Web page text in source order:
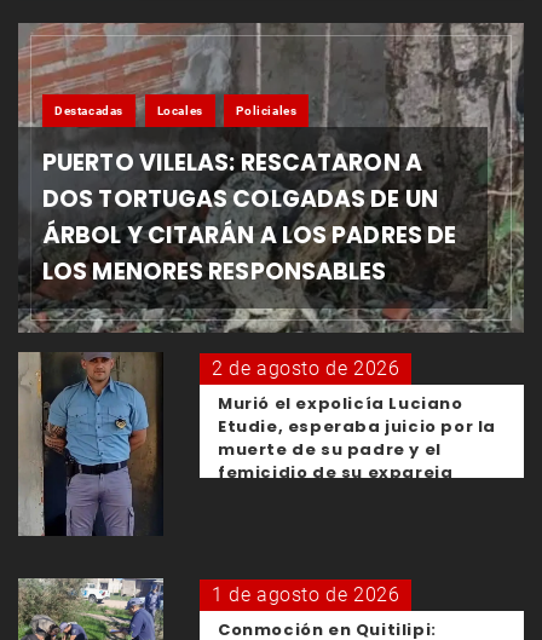
Destacadas Locales Policiales
PUERTO VILELAS: RESCATARON A
DOS TORTUGAS COLGADAS DE UN
ÁRBOL Y CITARÁN A LOS PADRES DE
LOS MENORES RESPONSABLES
2 de agosto de 2026
Murió el expolicía Luciano
Etudie, esperaba juicio por la
muerte de su padre y el
femicidio de su expareja
1 de agosto de 2026
Conmoción en Quitilipi: